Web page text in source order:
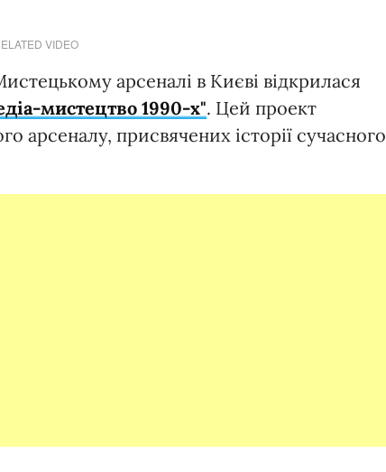
VIDEO
арсеналі в Києві відкрилася
мистецтво 1990-х". Цей проект
арсеналу, присвячених історії сучасного